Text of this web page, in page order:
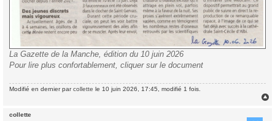
La Gazette de la Manche, édition du 10 juin 2026
Pour lire plus confortablement, cliquer sur le document
Modifié en dernier parcollette le 10 juin 2026, 17:45, modifié 1 fois.
collette